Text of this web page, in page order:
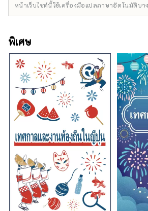
หน้าเว็บไซต์นี้ใช้เครื่องมือแปลภาษาอัตโนมัติบา
พิเศษ